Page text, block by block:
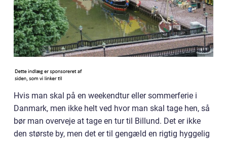
Hvis man skal på en weekendtur eller sommerferie i
Danmark, men ikke helt ved hvor man skal tage hen, så
bør man overveje at tage en tur til Billund. Det er ikke
den største by, men det er til gengæld en rigtig hyggelig